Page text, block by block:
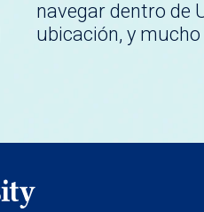
navegar dentro de
ubicación, y